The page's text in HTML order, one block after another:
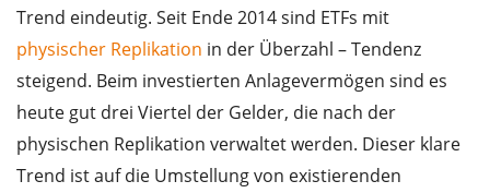
Trend eindeutig. Seit Ende 2014 sind ETFs mit
physischer Replikation in der Überzahl – Tendenz
steigend. Beim investierten Anlagevermögen sind es
heute gut drei Viertel der Gelder, die nach der
physischen Replikation verwaltet werden. Dieser klare
Trend ist auf die Umstellung von existierenden